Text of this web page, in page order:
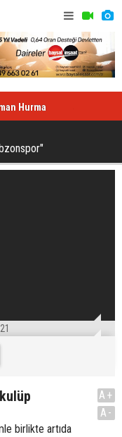
Hurma
birlikte artıda
A+
A-